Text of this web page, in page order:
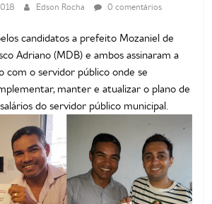
Edson Rocha 0 comentários
candidatos a prefeito Mozaniel de
Adriano (MDB) e ambos assinaram a
com o servidor público onde se
manter e atualizar o plano de
do servidor público municipal.